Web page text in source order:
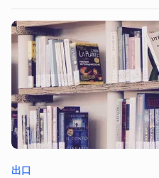
出口